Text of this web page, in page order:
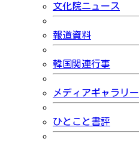
文化院ニュース
報道資料
韓国関連行事
メディアギャラリー
ひとこと書評